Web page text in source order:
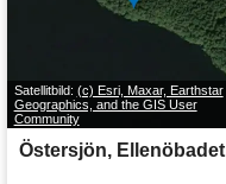
Satellitbild: (c) Esri, Maxar, Earthstar
Geographics, and the GIS User
Community
Östersjön, Ellenöbadet